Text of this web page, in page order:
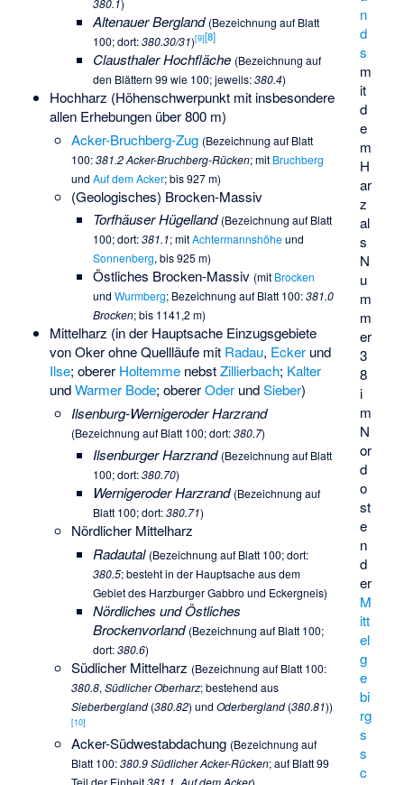
n
d
s
m
it
d
e
m
H
ar
z
al
s
N
u
m
m
er
3
8
i
m
N
or
d
o
st
e
n
d
er
M
itt
el
g
e
bi
rg
s
s
c
380.1)
Altenauer Bergland (Bezeichnung auf Blatt
100; dort:380.30/31)[9][8]
Clausthaler Hochfläche (Bezeichnung auf
den Blättern 99 wie 100; jeweils:380.4)
Hochharz (Höhenschwerpunkt mit insbesondere
allen Erhebungen über 800 m)
Acker-Bruchberg-Zug (Bezeichnung auf Blatt
100:381.2 Acker-Bruchberg-Rücken; mit Bruchberg
undAuf dem Acker; bis 927 m)
(Geologisches) Brocken-Massiv
Torfhäuser Hügelland (Bezeichnung auf Blatt
100; dort:381.1; mitAchtermannshöheund
Sonnenberg, bis 925 m)
Östliches Brocken-Massiv (mit Brocken
undWurmberg; Bezeichnung auf Blatt 100:381.0
Brocken; bis 1141,2 m)
Mittelharz (in der Hauptsache Einzugsgebiete
von Oker ohne Quellläufe mit Radau, Eckerund
Ilse; oberer HoltemmenebstZillierbach; Kalter
undWarmer Bode; obererOderundSieber)
Ilsenburg-Wernigeroder Harzrand
(Bezeichnung auf Blatt 100; dort:380.7)
Ilsenburger Harzrand (Bezeichnung auf Blatt
100; dort:380.70)
Wernigeroder Harzrand (Bezeichnung auf
Blatt 100; dort:380.71)
Nördlicher Mittelharz
Radautal (Bezeichnung auf Blatt 100; dort:
380.5; besteht in der Hauptsache aus dem
Gebiet des Harzburger Gabbro und Eckergneis)
Nördliches und Östliches
Brockenvorland (Bezeichnung auf Blatt 100;
dort:380.6)
Südlicher Mittelharz (Bezeichnung auf Blatt 100:
380.8,Südlicher Oberharz; bestehend aus
Sieberbergland(380.82) undOderbergland(380.81))
[10]
Acker-Südwestabdachung (Bezeichnung auf
Blatt 100:380.9 Südlicher Acker-Rücken; auf Blatt 99
Teil der Einheit381.1 Auf dem Acker)